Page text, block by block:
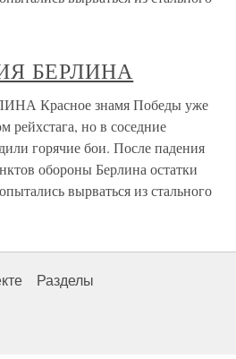
БЕРЛИНА
Красное знамя Победы уже
рейхстага, но в соседние
горячие бои. После падения
обороны Берлина остатки
вырваться из стального
Разделы